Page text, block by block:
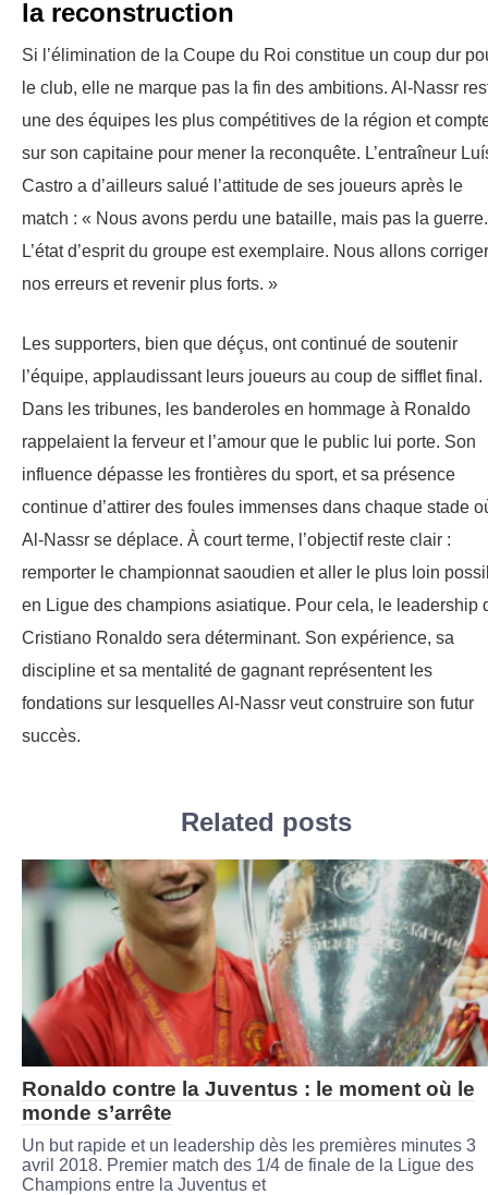
la reconstruction
Si l’élimination de la Coupe du Roi constitue un coup dur
le club, elle ne marque pas la fin des ambitions. Al-Nassr
une des équipes les plus compétitives de la région et
sur son capitaine pour mener la reconquête. L’entraîneur
Castro a d’ailleurs salué l’attitude de ses joueurs après le
match : « Nous avons perdu une bataille, mais pas la guerre.
L’état d’esprit du groupe est exemplaire. Nous allons corriger
nos erreurs et revenir plus forts. »
Les supporters, bien que déçus, ont continué de soutenir
l’équipe, applaudissant leurs joueurs au coup de sifflet final.
Dans les tribunes, les banderoles en hommage à Ronaldo
rappelaient la ferveur et l’amour que le public lui porte. Son
influence dépasse les frontières du sport, et sa présence
continue d’attirer des foules immenses dans chaque stade
Al-Nassr se déplace. À court terme, l’objectif reste clair :
remporter le championnat saoudien et aller le plus loin
en Ligue des champions asiatique. Pour cela, le leadership
Cristiano Ronaldo sera déterminant. Son expérience, sa
discipline et sa mentalité de gagnant représentent les
fondations sur lesquelles Al-Nassr veut construire son futur
succès.
Related posts
Ronaldo contre la Juventus : le moment où le
monde s’arrête
Un but rapide et un leadership dès les premières minutes 3
avril 2018. Premier match des 1/4 de finale de la Ligue des
Champions entre la Juventus et